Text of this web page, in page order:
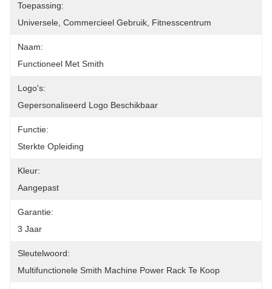
Toepassing:
Universele, Commercieel Gebruik, Fitnesscentrum
Naam:
Functioneel Met Smith
Logo's:
Gepersonaliseerd Logo Beschikbaar
Functie:
Sterkte Opleiding
Kleur:
Aangepast
Garantie:
3 Jaar
Sleutelwoord:
Multifunctionele Smith Machine Power Rack Te Koop